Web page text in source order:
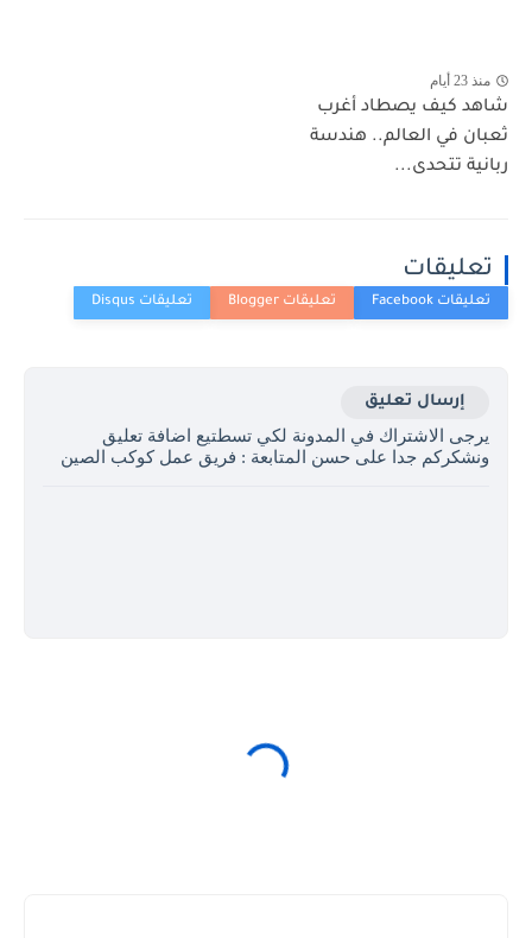
منذ 23 أيام
شاهد كيف يصطاد أغرب
ثعبان في العالم.. هندسة
ربانية تتحدى...
تعليقات
إرسال تعليق
يرجى الاشتراك في المدونة لكي تسطتيع اضافة تعليق
ونشكركم جدا على حسن المتابعة : فريق عمل كوكب الصين